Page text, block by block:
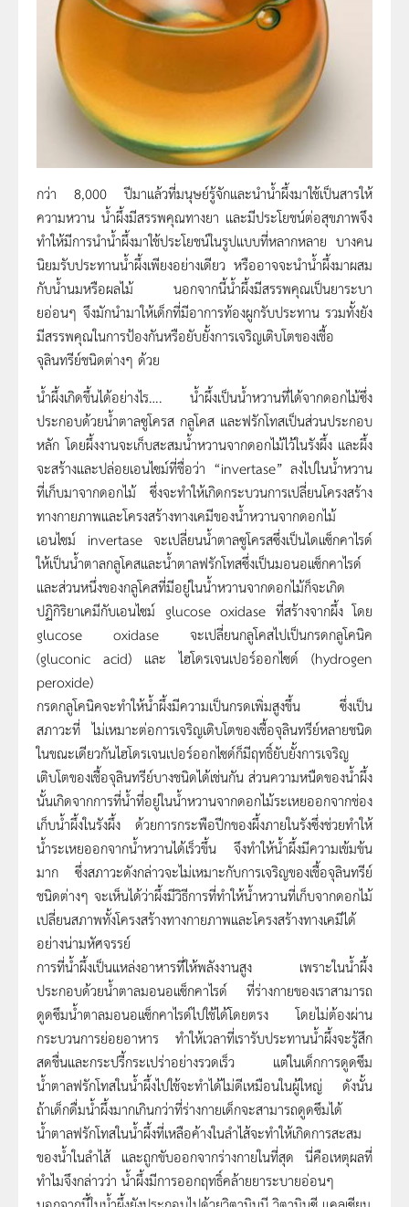
กว่า 8,000 ปีมาแล้วที่มนุษย์รู้จักและนำน้ำผึ้งมาใช้เป็นสารให้
ความหวาน น้ำผึ้งมีสรรพคุณทางยา และมีประโยชน์ต่อสุขภาพจึง
ทำให้มีการนำน้ำผึ้งมาใช้ประโยชน์ในรูปแบบที่หลากหลาย บางคน
นิยมรับประทานน้ำผึ้งเพียงอย่างเดียว หรืออาจจะนำน้ำผึ้งมาผสม
กับน้ำนมหรือผลไม้ นอกจากนี้น้ำผึ้งมีสรรพคุณเป็นยาระบา
ยอ่อนๆ จึงมักนำมาให้เด็กที่มีอาการท้องผูกรับประทาน รวมทั้งยัง
มีสรรพคุณในการป้องกันหรือยับยั้งการเจริญเติบโตของเชื้อ
จุลินทรีย์ชนิดต่างๆ ด้วย
น้ำผึ้งเกิดขึ้นได้อย่างไร…. น้ำผึ้งเป็นน้ำหวานที่ได้จากดอกไม้ซึ่ง
ประกอบด้วยน้ำตาลซูโครส กลูโคส และฟรักโทสเป็นส่วนประกอบ
หลัก โดยผึ้งงานจะเก็บสะสมน้ำหวานจากดอกไม้ไว้ในรังผึ้ง และผึ้ง
จะสร้างและปล่อยเอนไซม์ที่ชื่อว่า “invertase” ลงไปในน้ำหวาน
ที่เก็บมาจากดอกไม้ ซึ่งจะทำให้เกิดกระบวนการเปลี่ยนโครงสร้าง
ทางกายภาพและโครงสร้างทางเคมีของน้ำหวานจากดอกไม้
เอนไซม์ invertase จะเปลี่ยนน้ำตาลซูโครสซึ่งเป็นไดแซ็กคาไรด์
ให้เป็นน้ำตาลกลูโคสและน้ำตาลฟรักโทสซึ่งเป็นมอนอแซ็กคาไรด์
และส่วนหนึ่งของกลูโคสที่มีอยู่ในน้ำหวานจากดอกไม้ก็จะเกิด
ปฏิกิริยาเคมีกับเอนไซม์ glucose oxidase ที่สร้างจากผึ้ง โดย
glucose oxidase จะเปลี่ยนกลูโคสไปเป็นกรดกลูโคนิค
(gluconic acid) และ ไฮโดรเจนเปอร์ออกไซด์ (hydrogen
peroxide)
กรดกลูโคนิคจะทำให้น้ำผึ้งมีความเป็นกรดเพิ่มสูงขึ้น ซึ่งเป็น
สภาวะที่ ไม่เหมาะต่อการเจริญเติบโตของเชื้อจุลินทรีย์หลายชนิด
ในขณะเดียวกันไฮโดรเจนเปอร์ออกไซด์ก็มีฤทธิ์ยับยั้งการเจริญ
เติบโตของเชื้อจุลินทรีย์บางชนิดได้เช่นกัน ส่วนความหนืดของน้ำผึ้ง
นั้นเกิดจากการที่น้ำที่อยู่ในน้ำหวานจากดอกไม้ระเหยออกจากช่อง
เก็บน้ำผึ้งในรังผึ้ง ด้วยการกระพือปีกของผึ้งภายในรังซึ่งช่วยทำให้
น้ำระเหยออกจากน้ำหวานได้เร็วขึ้น จึงทำให้น้ำผึ้งมีความเข้มข้น
มาก ซึ่งสภาวะดังกล่าวจะไม่เหมาะกับการเจริญของเชื้อจุลินทรีย์
ชนิดต่างๆ จะเห็นได้ว่าผึ้งมีวิธีการที่ทำให้น้ำหวานที่เก็บจากดอกไม้
เปลี่ยนสภาพทั้งโครงสร้างทางกายภาพและโครงสร้างทางเคมีได้
อย่างน่ามหัศจรรย์
การที่น้ำผึ้งเป็นแหล่งอาหารที่ให้พลังงานสูง เพราะในน้ำผึ้ง
ประกอบด้วยน้ำตาลมอนอแซ็กคาไรด์ ที่ร่างกายของเราสามารถ
ดูดซึมน้ำตาลมอนอแซ็กคาไรด์ไปใช้ได้โดยตรง โดยไม่ต้องผ่าน
กระบวนการย่อยอาหาร ทำให้เวลาที่เรารับประทานน้ำผึ้งจะรู้สึก
สดชื่นและกระปรี้กระเปร่าอย่างรวดเร็ว แต่ในเด็กการดูดซึม
น้ำตาลฟรักโทสในน้ำผึ้งไปใช้จะทำได้ไม่ดีเหมือนในผู้ใหญ่ ดังนั้น
ถ้าเด็กดื่มน้ำผึ้งมากเกินกว่าที่ร่างกายเด็กจะสามารถดูดซึมได้
น้ำตาลฟรักโทสในน้ำผึ้งที่เหลือค้างในลำไส้จะทำให้เกิดการสะสม
ของน้ำในลำไส้ และถูกขับออกจากร่างกายในที่สุด นี่คือเหตุผลที่
ทำไมจึงกล่าวว่า น้ำผึ้งมีการออกฤทธิ์คล้ายยาระบายอ่อนๆ